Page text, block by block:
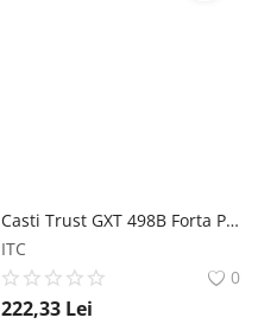
Casti Trust GXT 498B Forta PS5 roz Casti Trust GXT 498B Forta PS5 roz Trust
ITC
0
222,33 Lei